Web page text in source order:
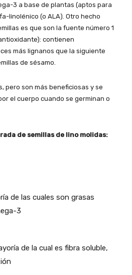
3 a base de plantas (aptos para
linolénico (o ALA). Otro hecho
es que son la fuente número 1
contienen
más lignanos que la siguiente
de sésamo.
pero son más beneficiosas y se
el cuerpo cuando se germinan o
de semillas de lino molidas:
de las cuales son grasas
3
de la cual es fibra soluble,